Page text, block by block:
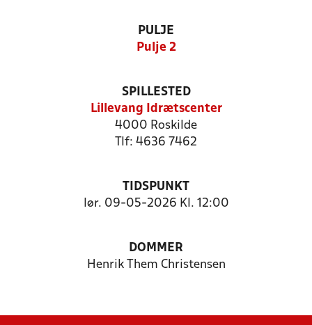
PULJE
Pulje 2
SPILLESTED
Lillevang Idrætscenter
4000 Roskilde
Tlf: 4636 7462
TIDSPUNKT
lør. 09-05-2026 Kl. 12:00
DOMMER
Henrik Them Christensen